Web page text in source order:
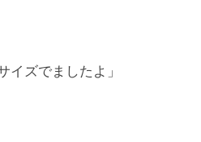
イズでましたよ」